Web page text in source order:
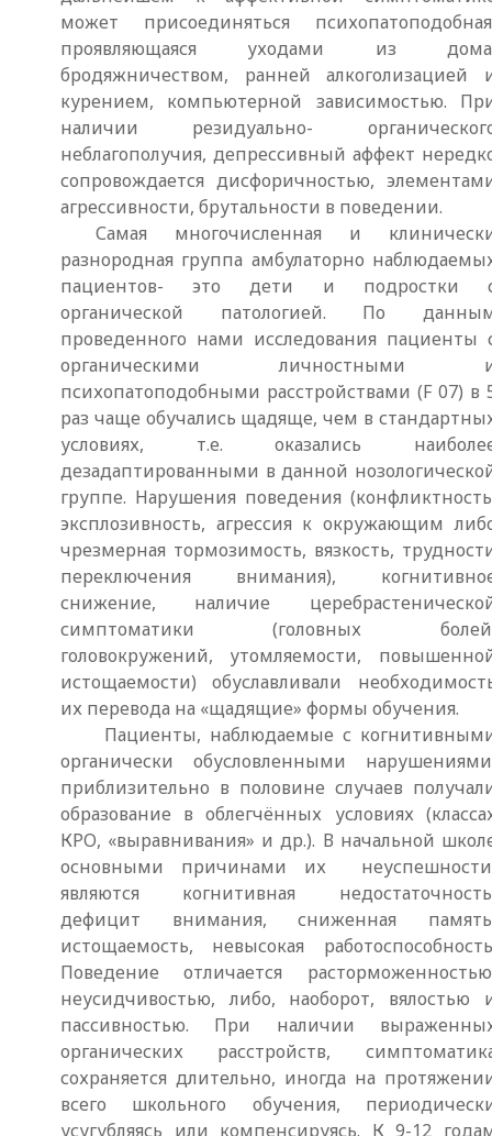
может присоединяться
проявляющаяся уходами из
бродяжничеством, ранней алкоголизацией
курением, компьютерной зависимостью.
наличии резидуально-
неблагополучия, депрессивный аффект
сопровождается дисфоричностью,
агрессивности, брутальности в поведении.
Самая многочисленная и
разнородная группа амбулаторно
пациентов- это дети и подростки
органической патологией. По
проведенного нами исследования пациенты
органическими личностными
психопатоподобными расстройствами (F 07) в
раз чаще обучались щадяще, чем в
условиях, т.е. оказались
дезадаптированными в данной
группе. Нарушения поведения
эксплозивность, агрессия к окружающим
чрезмерная тормозимость, вязкость,
переключения внимания),
снижение, наличие
симптоматики (головных
головокружений, утомляемости,
истощаемости) обуславливали
их перевода на «щадящие» формы обучения.
Пациенты, наблюдаемые с
органически обусловленными
приблизительно в половине случаев
образование в облегчённых условиях
КРО, «выравнивания» и др.). В начальной
основными причинами их
являются когнитивная
дефицит внимания, сниженная
истощаемость, невысокая
Поведение отличается
неусидчивостью, либо, наоборот, вялостью
пассивностью. При наличии
органических расстройств,
сохраняется длительно, иногда на
всего школьного обучения,
усугубляясь или компенсируясь. К 9-12